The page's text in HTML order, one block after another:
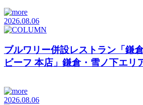
2026.08.06
ブルワリー併設レストラン「鎌
ビーフ 本店」鎌倉・雪ノ下エリ
2026.08.06